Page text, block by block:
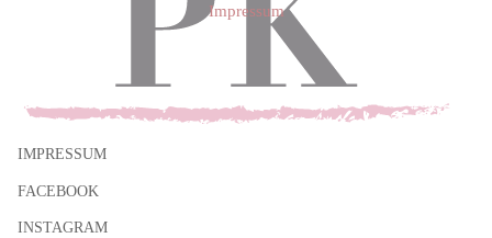
IMPRESSUM
FACEBOOK
INSTAGRAM
Impressum